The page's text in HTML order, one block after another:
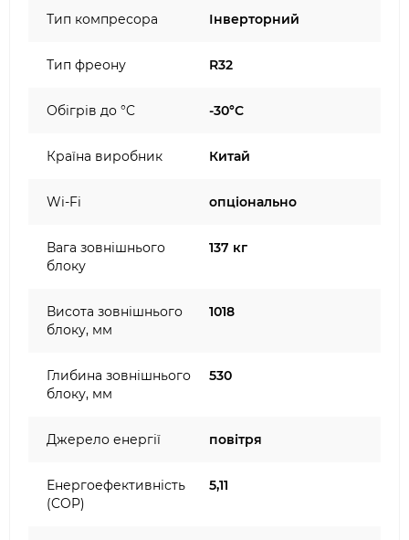
Тип компресора Інверторний
Тип фреону R32
Обігрів до °C -30°C
Країна виробник Китай
Wi-Fi опціонально
Вага зовнішнього
блоку
137 кг
Висота зовнішнього
блоку, мм
1018
Глибина зовнішнього
блоку, мм
530
Джерело енергії повітря
Енергоефективність
(COP)
5,11